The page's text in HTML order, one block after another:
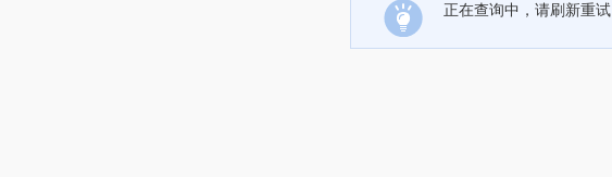
正在查询中，请刷新重试